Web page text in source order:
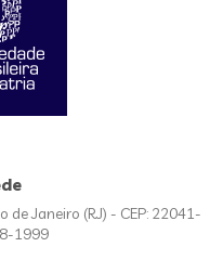
de Janeiro (RJ) - CEP: 22041-
1999